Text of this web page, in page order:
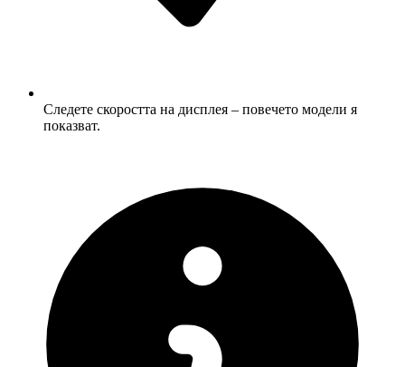
Следете скоростта на дисплея – повечето модели я
показват.